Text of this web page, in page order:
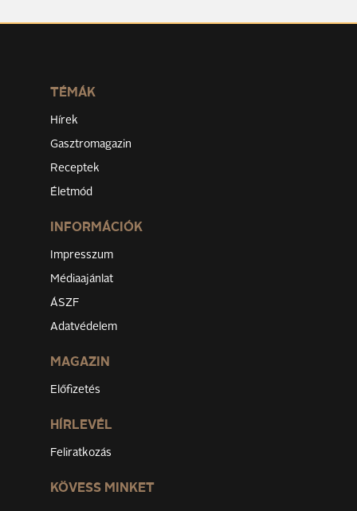
TÉMÁK
Hírek
Gasztromagazin
Receptek
Életmód
INFORMÁCIÓK
Impresszum
Médiaajánlat
ÁSZF
Adatvédelem
MAGAZIN
Előfizetés
HÍRLEVÉL
Feliratkozás
KÖVESS MINKET